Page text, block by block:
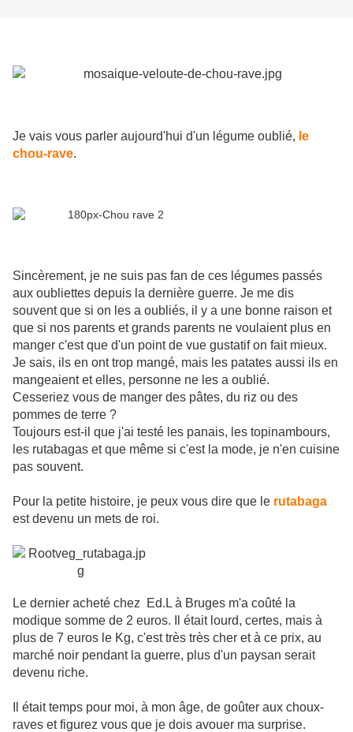
Je vais vous parler aujourd'hui d'un légume oublié, le
chou-rave.
Sincèrement, je ne suis pas fan de ces légumes passés
aux oubliettes depuis la dernière guerre. Je me dis
souvent que si on les a oubliés, il y a une bonne raison et
que si nos parents et grands parents ne voulaient plus en
manger c'est que d'un point de vue gustatif on fait mieux.
Je sais, ils en ont trop mangé, mais les patates aussi ils en
mangeaient et elles, personne ne les a oublié.
Cesseriez vous de manger des pâtes, du riz ou des
pommes de terre ?
Toujours est-il que j'ai testé les panais, les topinambours,
les rutabagas et que même si c'est la mode, je n'en cuisine
pas souvent.
Pour la petite histoire, je peux vous dire que le rutabaga
est devenu un mets de roi.
Le dernier acheté chez Ed.L à Bruges m'a coûté la
modique somme de 2 euros. Il était lourd, certes, mais à
plus de 7 euros le Kg, c'est très très cher et à ce prix, au
marché noir pendant la guerre, plus d'un paysan serait
devenu riche.
Il était temps pour moi, à mon âge, de goûter aux choux-
raves et figurez vous que je dois avouer ma surprise.